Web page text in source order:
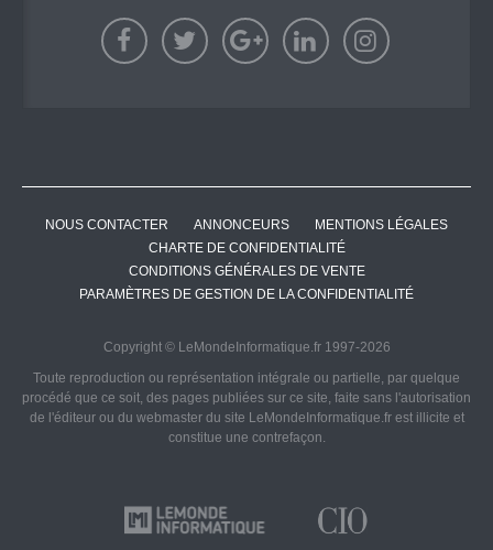
NOUS CONTACTER ANNONCEURS
MENTIONS LÉGALES
CHARTE DE CONFIDENTIALITÉ
CONDITIONS GÉNÉRALES DE VENTE
PARAMÈTRES DE GESTION DE LA CONFIDENTIALITÉ
Copyright © LeMondeInformatique.fr 1997-2026
Toute reproduction ou représentation intégrale ou partielle, par quelque
procédé que ce soit, des pages publiées sur ce site, faite sans l'autorisation
de l'éditeur ou du webmaster du site LeMondeInformatique.fr est illicite et
constitue une contrefaçon.